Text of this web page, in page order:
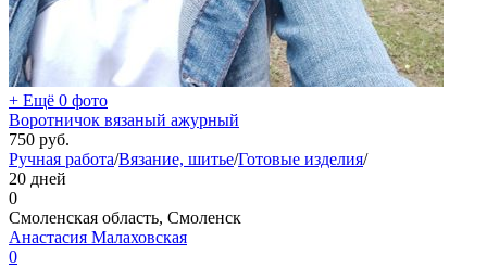
+ Ещё 0 фото
Воротничок вязаный ажурный
750 руб.
Ручная работа/Вязание, шитье/Готовые изделия/
20 дней
0
Смоленская область, Смоленск
Анастасия Малаховская
0